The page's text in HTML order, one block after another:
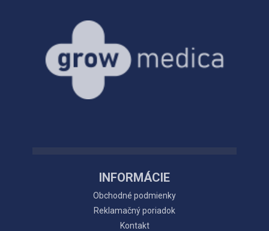
INFORMÁCIE
Obchodné podmienky
Reklamačný poriadok
Kontakt